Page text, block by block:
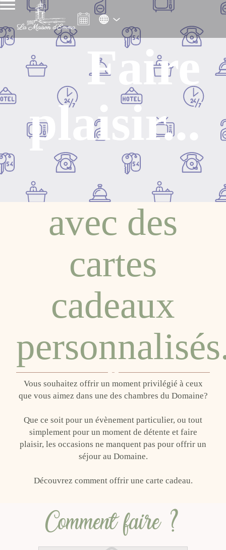
Faire
plaisir...
avec des
cartes
cadeaux
Vous souhaitez offrir un moment privilégié à ceux
que vous aimez dans une des chambres du Domaine?
Que ce soit pour un évènement particulier, ou tout
simplement pour un moment de détente et faire
plaisir, les occasions ne manquent pas pour offrir un
séjour au Domaine.
Découvrez comment offrir une carte cadeau.
Comment faire ?